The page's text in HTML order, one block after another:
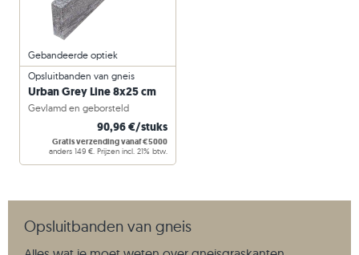
Opsluitbanden van gneis
Urban Grey Line 8x25 cm
Gevlamd en geborsteld
90,96 €/stuks
Gratis verzending vanaf €5000
anders 149 €. Prijzen incl. 21% btw.
Gebandeerde optiek
Opsluitbanden van gneis